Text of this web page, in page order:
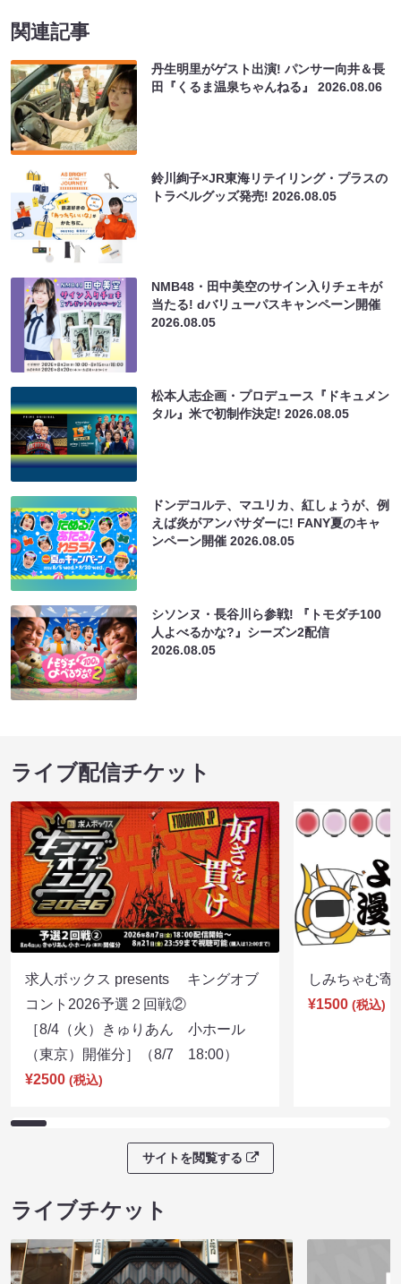
関連記事
丹生明里がゲスト出演! パンサー向井＆長
田『くるま温泉ちゃんねる』2026.08.06
鈴川絢子×JR東海リテイリング・プラスの
トラベルグッズ発売!2026.08.05
NMB48・田中美空のサイン入りチェキが
当たる! dバリューパスキャンペーン開催
2026.08.05
松本人志企画・プロデュース『ドキュメン
タル』米で初制作決定!2026.08.05
ドンデコルテ、マユリカ、紅しょうが、例
えば炎がアンバサダーに! FANY夏のキャ
ンペーン開催2026.08.05
シソンヌ・長谷川ら参戦! 『トモダチ100
人よべるかな?』シーズン2配信
2026.08.05
ライブ配信チケット
求人ボックス presents キングオブ
コント2026予選２回戦②
［8/4（火）きゅりあん 小ホール
（東京）開催分］（8/7 18:00）
¥2500 (税込)
しみちゃむ
¥1500 (税込)
サイトを閲覧する
ライブチケット